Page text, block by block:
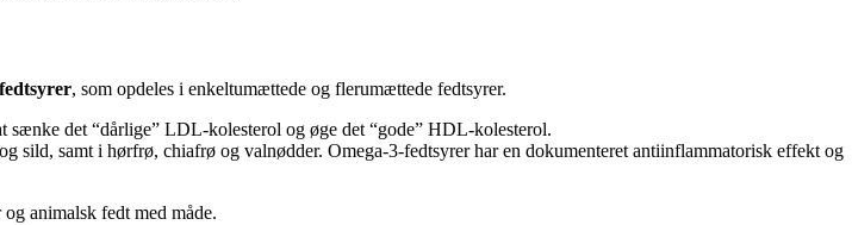
, som opdeles i enkeltumættede og flerumættede fedtsyrer.
det “dårlige” LDL-kolesterol og øge det “gode” HDL-kolesterol.
sild, samt i hørfrø, chiafrø og valnødder. Omega-3-fedtsyrer har en dokumenteret antiinflammatorisk effekt og
animalsk fedt med måde.